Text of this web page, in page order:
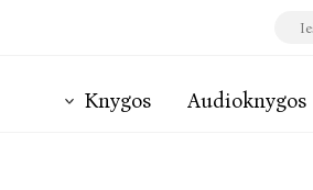
Knygos Audioknygos